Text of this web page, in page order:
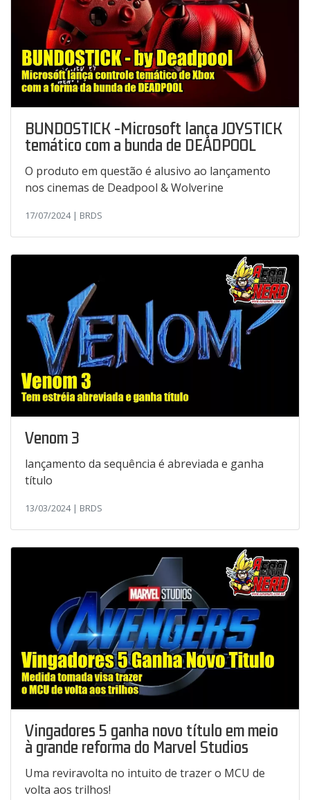
BUNDOSTICK -Microsoft lança JOYSTICK
temático com a bunda de DEADPOOL
O produto em questão é alusivo ao lançamento
nos cinemas de Deadpool & Wolverine
17/07/2024 | BRDS
Venom 3
lançamento da sequência é abreviada e ganha
título
13/03/2024 | BRDS
Vingadores 5 ganha novo título em meio
à grande reforma do Marvel Studios
Uma reviravolta no intuito de trazer o MCU de
volta aos trilhos!